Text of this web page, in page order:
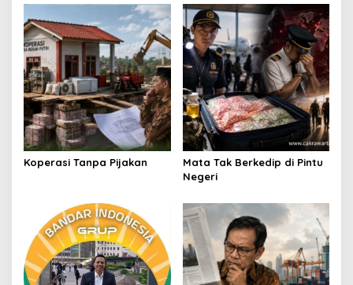
Koperasi Tanpa Pijakan
Mata Tak Berkedip di Pintu
Negeri